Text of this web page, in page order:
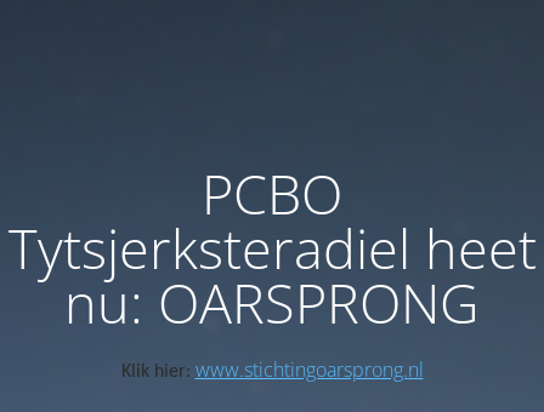
PCBO
Tytsjerksteradiel heet
nu: OARSPRONG
Klik hier: www.stichtingoarsprong.nl